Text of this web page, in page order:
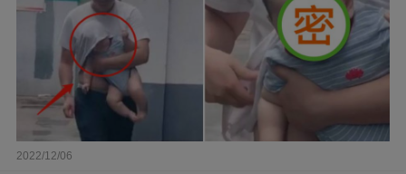
2022/12/06